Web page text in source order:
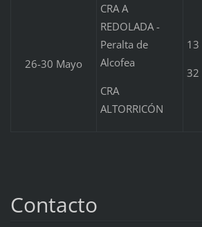
26-30 Mayo
CRA A
REDOLADA -
Peralta de
Alcofea
CRA
ALTORRICÓN
13
32
Contacto